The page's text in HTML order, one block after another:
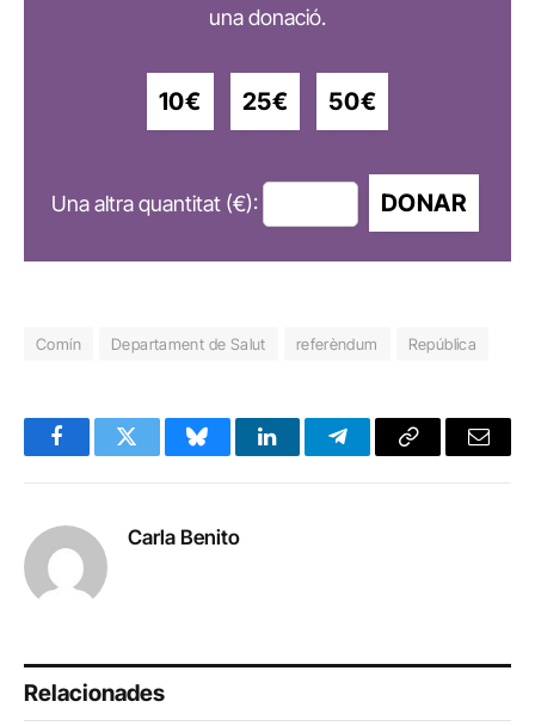
una donació.
10€ 25€ 50€
Una altra quantitat (€): DONAR
Comín Departament de Salut referèndum República
FacebookTwitter BlueskyLinkedInTelegramCopy
Email
Carla Benito
Relacionades